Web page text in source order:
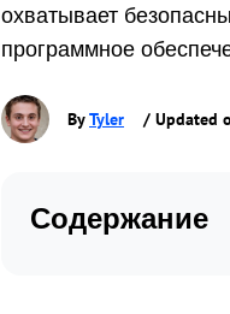
охватывает
программное
ByTyler / Updated
Содержание